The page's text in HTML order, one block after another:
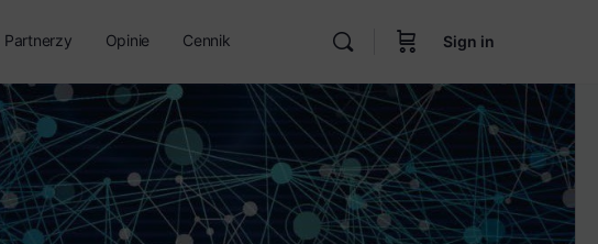
Partnerzy Opinie Cennik Sign in